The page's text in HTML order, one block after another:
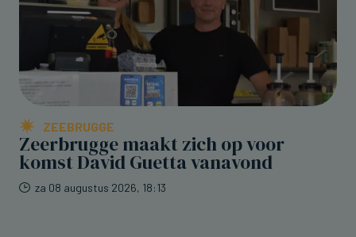
ZEEBRUGGE
Zeerbrugge maakt zich op voor
komst David Guetta vanavond
za 08 augustus 2026, 18:13